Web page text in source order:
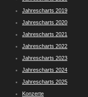
Jahrescharts 2019
Jahrescharts 2020
Jahrescharts 2021
Jahrescharts 2022
Jahrescharts 2023
Jahrescharts 2024
Jahrescharts 2025
Konzerte